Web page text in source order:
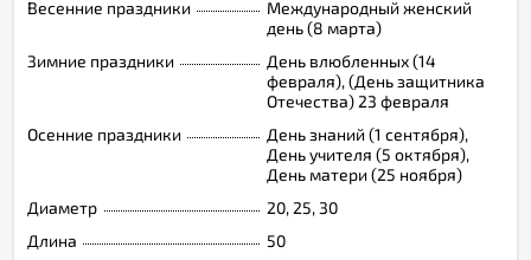
Весенние праздники
Международный женский
день (8 марта)
Зимние праздники
День влюбленных (14
февраля), (День защитника
Отечества) 23 февраля
Осенние праздники
День знаний (1 сентября),
День учителя (5 октября),
День матери (25 ноября)
Диаметр
20, 25, 30
Длина
50